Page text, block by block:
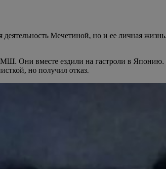
деятельность Мечетиной, но и ее личная
Они вместе ездили на гастроли в Японию.
но получил отказ.